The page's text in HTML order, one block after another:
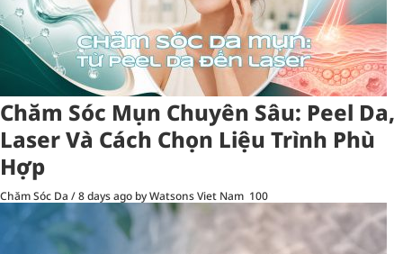
Chăm Sóc Mụn Chuyên Sâu: Peel Da,
Laser Và Cách Chọn Liệu Trình Phù
Hợp
Chăm Sóc Da /8 days ago by Watsons Viet Nam 100